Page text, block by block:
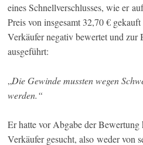
eines Schnellverschlusses, wie er
Preis von insgesamt 32,70 €
Verkäufer negativ bewertet und
ausgeführt:
„Die Gewinde mussten wegen
werden.“
Er hatte vor Abgabe der
Verkäufer gesucht, also weder von